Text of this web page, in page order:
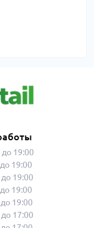
до 19:00
19:00
19:00
19:00
19:00
17:00